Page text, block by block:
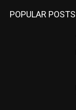
POPULAR POSTS